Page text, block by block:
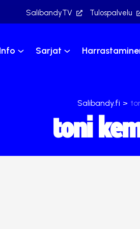
SalibandyTV Tulospalvelu
Info Sarjat
Salibandy.fi >
toni